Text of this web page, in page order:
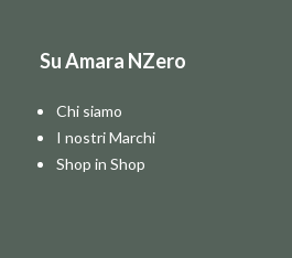
Su Amara NZero
Chi siamo
I nostri Marchi
Shop in Shop